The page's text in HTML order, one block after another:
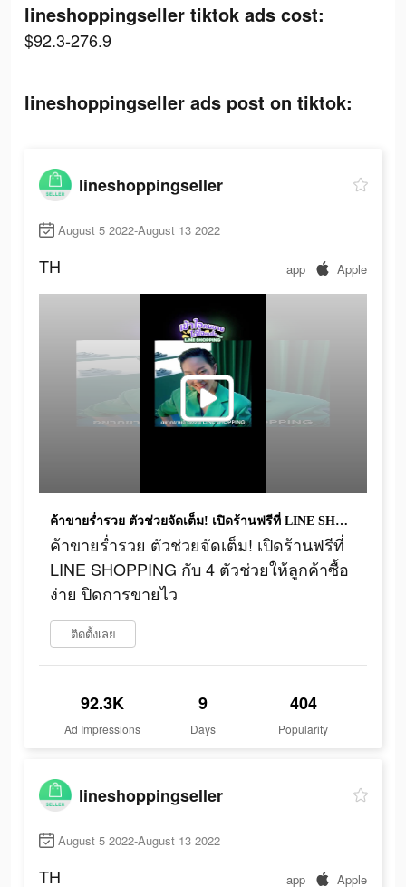
lineshoppingseller tiktok ads cost:
$92.3-276.9
lineshoppingseller ads post on tiktok:
lineshoppingseller
August 5 2022-August 13 2022
TH app Apple
ค้าขายร่ำรวย ตัวช่วยจัดเต็ม! เปิดร้านฟรีที่ LINE SHOPPING กับ 4 ตัวช่วยให้ลูกค้าซื้อง่าย ปิดการขายไว
ค้าขายร่ำรวย ตัวช่วยจัดเต็ม! เปิดร้านฟรีที่
LINE SHOPPING กับ 4 ตัวช่วยให้ลูกค้าซื้อ
ง่าย ปิดการขายไว
ติดตั้งเลย
92.3K
Ad Impressions
9
Days
404
Popularity
lineshoppingseller
August 5 2022-August 13 2022
TH app Apple